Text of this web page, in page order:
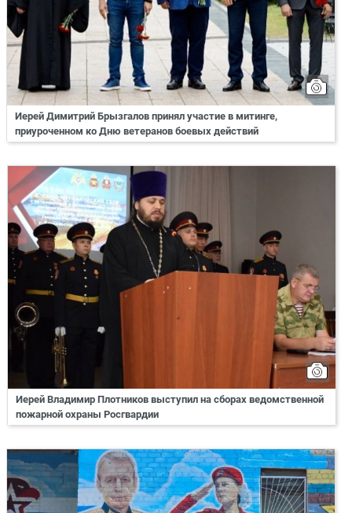
Иерей Димитрий Брызгалов принял участие в митинге,
приуроченном ко Дню ветеранов боевых действий
Иерей Владимир Плотников выступил на сборах ведомственной
пожарной охраны Росгвардии